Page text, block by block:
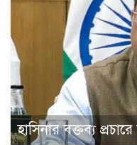
হাসিনার বক্তব্য